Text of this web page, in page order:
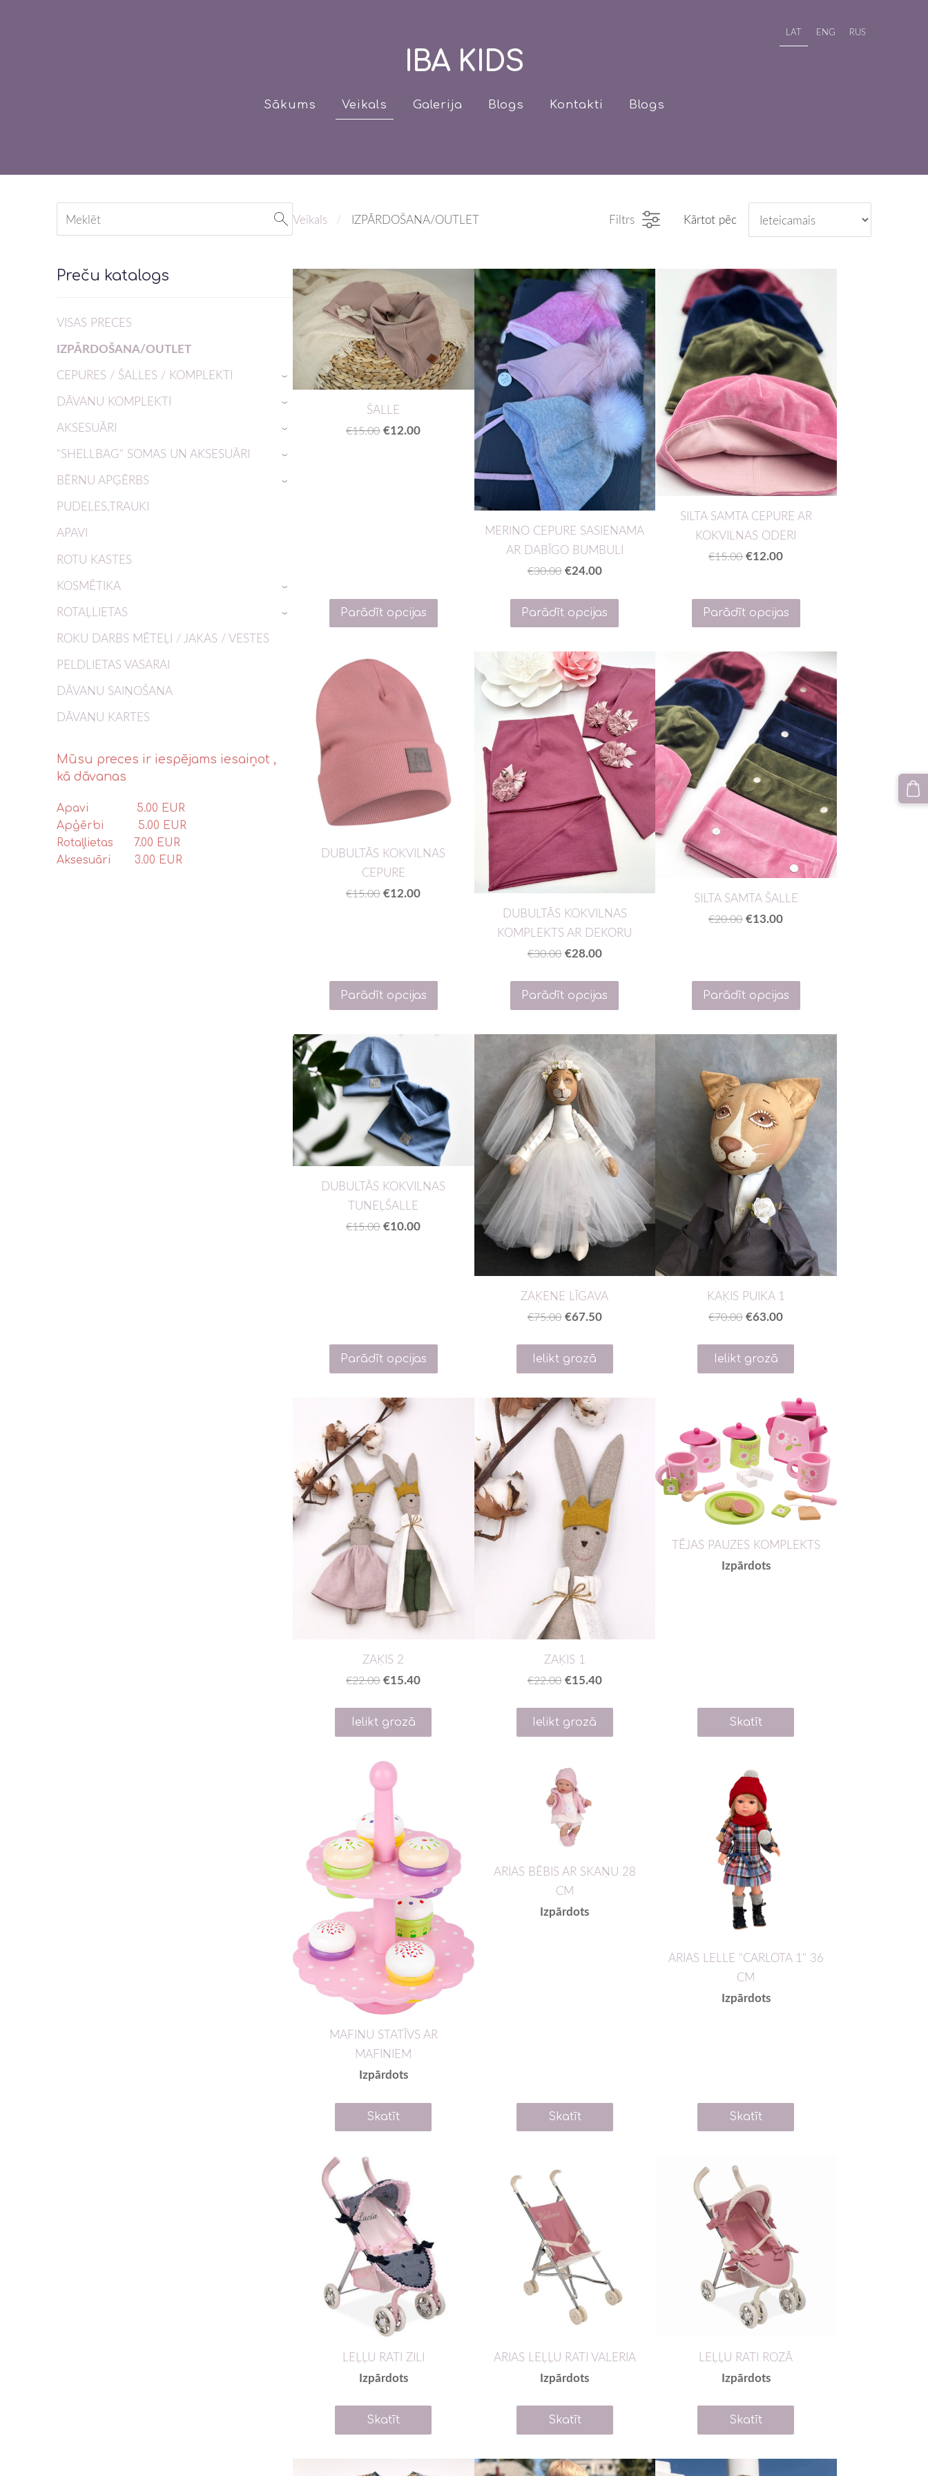
LAT ENG RUS
IBA KIDS
Sākums Veikals Galerija Blogs Kontakti Blogs
Preču katalogs
VISAS PRECES
IZPĀRDOŠANA/OUTLET
CEPURES / ŠALLES / KOMPLEKTI
›
DĀVANU KOMPLEKTI ›
AKSESUĀRI ›
"SHELLBAG" SOMAS UN AKSESUĀRI ›
BĒRNU APĢĒRBS ›
PUDELES,TRAUKI
APAVI
ROTU KASTES
KOSMĒTIKA
›
ROTAĻLIETAS ›
ROKU DARBS MĒTEĻI / JAKAS / VESTES
PELDLIETAS VASARAI
DĀVANU SAIŅOŠANA
DĀVANU KARTES
Mūsu preces ir iespējams iesaiņot ,
kā dāvanas
Apavi 5.00 EUR
Apģērbi 5.00 EUR
Rotaļlietas 7.00 EUR
Aksesuāri 3.00 EUR
Veikals IZPĀRDOŠANA/OUTLET Filtrs Kārtot pēc
ŠALLE
€15.00 €12.00
Parādīt opcijas
MERINO CEPURE SASIENAMA
AR DABĪGO BUMBULI
€30.00 €24.00
Parādīt opcijas
SILTA SAMTA CEPURE AR
KOKVILNAS ODERI
€15.00 €12.00
Parādīt opcijas
DUBULTĀS KOKVILNAS
CEPURE
€15.00 €12.00
Parādīt opcijas
DUBULTĀS KOKVILNAS
KOMPLEKTS AR DEKORU
€30.00 €28.00
Parādīt opcijas
SILTA SAMTA ŠALLE
€20.00 €13.00
Parādīt opcijas
DUBULTĀS KOKVILNAS
TUNEĻŠALLE
€15.00 €10.00
Parādīt opcijas
ZAĶENE LĪGAVA
€75.00 €67.50
Ielikt grozā
KAĶIS PUIKA 1
€70.00 €63.00
Ielikt grozā
ZAĶIS 2
€22.00 €15.40
Ielikt grozā
ZAĶIS 1
€22.00 €15.40
Ielikt grozā
TĒJAS PAUZES KOMPLEKTS
Izpārdots
Skatīt
MAFINU STATĪVS AR
MAFINIEM
Izpārdots
Skatīt
ARIAS BĒBIS AR SKAŅU 28
CM
Izpārdots
Skatīt
ARIAS LELLE "CARLOTA 1" 36
CM
Izpārdots
Skatīt
LEĻĻU RATI ZILI
Izpārdots
Skatīt
ARIAS LEĻĻU RATI VALERIA
Izpārdots
Skatīt
LEĻĻU RATI ROZĀ
Izpārdots
Skatīt